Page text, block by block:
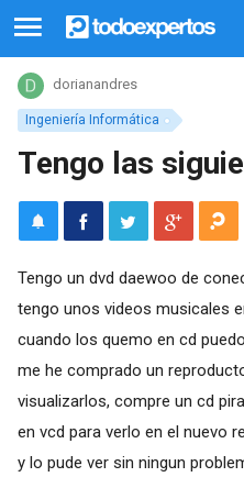
Ingeniería Informática
dorianandres
Tengo las
Tengo un dvd daewoo de
tengo unos videos musicales
cuando los quemo en cd
me he comprado un
visualizarlos, compre un cd
en vcd para verlo en el nuevo
y lo pude ver sin ningun